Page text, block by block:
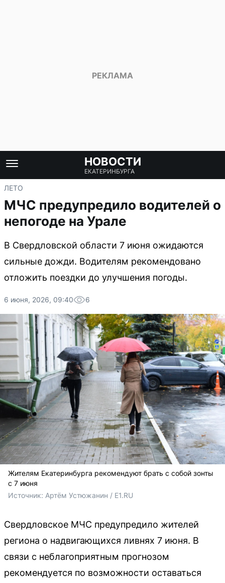
НОВОСТИ
ЕКАТЕРИНБУРГА
ЛЕТО
МЧС предупредило водителей о
непогоде на Урале
В Свердловской области 7 июня ожидаются
сильные дожди. Водителям рекомендовано
отложить поездки до улучшения погоды.
6 июня, 2026, 09:40 6
Жителям Екатеринбурга рекомендуют брать с собой зонты
с 7 июня
Источник: Артём Устюжанин / E1.RU
Свердловское МЧС предупредило жителей
региона о надвигающихся ливнях 7 июня. В
связи с неблагоприятным прогнозом
рекомендуется по возможности оставаться